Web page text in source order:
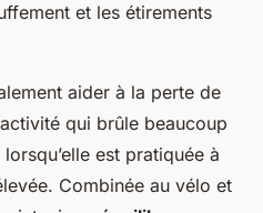
et les étirements
aider à la perte de
qui brûle beaucoup
est pratiquée à
Combinée au vélo et